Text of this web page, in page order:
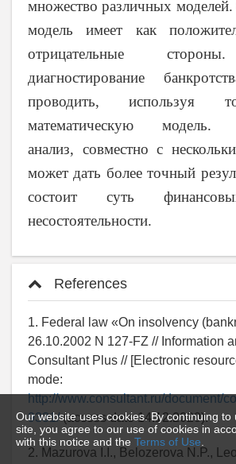
Our website uses cookies. By continuing to
site, you agree to our use of cookies in
with this notice and the Terms of Use
множество различных
модель имеет как
отрицательные
диагностирование
проводить, используя
математическую модель.
анализ, совместно с
может дать более точный
состоит суть
несостоятельности.
References
1. Federal law «On insolvency
26.10.2002 N 127-FZ // Information
Consultant Plus // [Electronic
mode:
http://www.consultant.ru/document/
9331/(access date 14.12.2020).
2. Mazurova I.I., Belozerova N.P.,